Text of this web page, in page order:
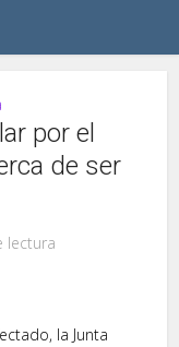
por el
de ser
lectura
la Junta